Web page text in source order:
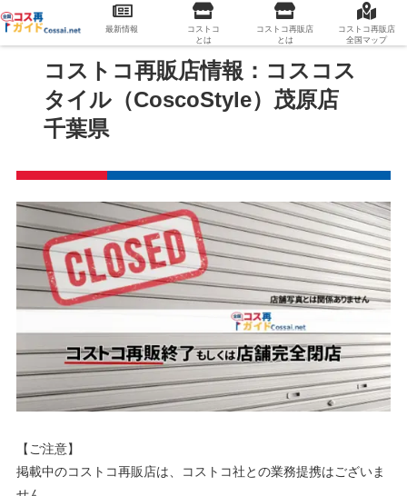
コストコ再販店情報：コスコス
タイル（CoscoStyle）茂原店
千葉県
【ご注意】
掲載中のコストコ再販店は、コストコ社との業務提携はございま
最新情報
コストコ
とは
コストコ再販店
とは
コストコ再販店
全国マップ